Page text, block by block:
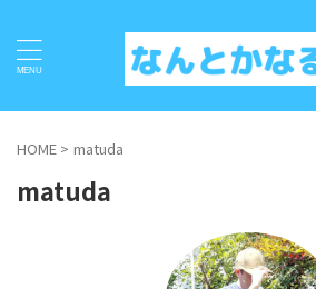
HOME > matuda
matuda